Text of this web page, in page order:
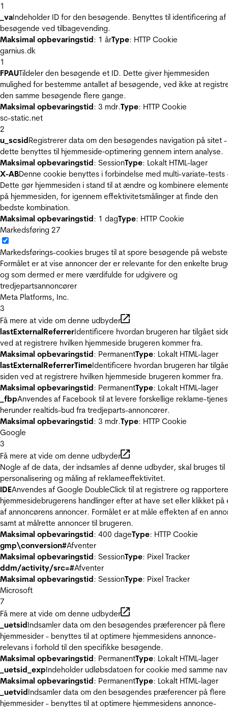
1
_vaIndeholder ID for den besøgende. Benyttes til identificering af
besøgende ved tilbagevending.
Maksimal opbevaringstid: 1 årType: HTTP Cookie
garnius.dk
1
FPAUTildeler den besøgende et ID. Dette giver hjemmesiden
mulighed for bestemme antallet af besøgende, ved ikke at
den samme besøgende flere gange.
Maksimal opbevaringstid: 3 mdr.Type: HTTP Cookie
sc-static.net
2
u_scsidRegistrerer data om den besøgendes navigation på sitet -
dette benyttes til hjemmeside‐optimering gennem intern analyse.
Maksimal opbevaringstid: SessionType: Lokalt HTML-lager
X-ABDenne cookie benyttes i forbindelse med multi-variate-tests
Dette gør hjemmesiden i stand til at ændre og kombinere
på hjemmesiden, for igennem effektivitetsmålinger at finde den
bedste kombination.
Maksimal opbevaringstid: 1 dagType: HTTP Cookie
Markedsføring 27
Markedsførings-cookies bruges til at spore besøgende på
Formålet er at vise annoncer der er relevante for den enkelte
og som dermed er mere værdifulde for udgivere og
tredjepartsannoncører
Meta Platforms, Inc.
3
Få mere at vide om denne udbyder
lastExternalReferrerIdentificere hvordan brugeren har tilgået
ved at registrere hvilken hjemmeside brugeren kommer fra.
Maksimal opbevaringstid: PermanentType: Lokalt HTML-lager
lastExternalReferrerTimeIdentificere hvordan brugeren har
siden ved at registrere hvilken hjemmeside brugeren kommer fra.
Maksimal opbevaringstid: PermanentType: Lokalt HTML-lager
_fbpAnvendes af Facebook til at levere forskellige reklame-
herunder realtids-bud fra tredjeparts-annoncører.
Maksimal opbevaringstid: 3 mdr.Type: HTTP Cookie
Google
3
Få mere at vide om denne udbyder
Nogle af de data, der indsamles af denne udbyder, skal bruges til
personalisering og måling af reklameeffektivitet.
IDEAnvendes af Google DoubleClick til at registrere og
hjemmesidebrugerens handlinger efter at have set eller klikket på
af annoncørens annoncer. Formålet er at måle effekten af en
samt at målrette annoncer til brugeren.
Maksimal opbevaringstid: 400 dageType: HTTP Cookie
gmp\conversion#Afventer
Maksimal opbevaringstid: SessionType: Pixel Tracker
ddm/activity/src=#Afventer
Maksimal opbevaringstid: SessionType: Pixel Tracker
Microsoft
7
Få mere at vide om denne udbyder
_uetsidIndsamler data om den besøgendes præferencer på flere
hjemmesider - benyttes til at optimere hjemmesidens annonce-
relevans i forhold til den specifikke besøgende.
Maksimal opbevaringstid: PermanentType: Lokalt HTML-lager
_uetsid_expIndeholder udløbsdatoen for cookie med samme
Maksimal opbevaringstid: PermanentType: Lokalt HTML-lager
_uetvidIndsamler data om den besøgendes præferencer på flere
hjemmesider - benyttes til at optimere hjemmesidens annonce-